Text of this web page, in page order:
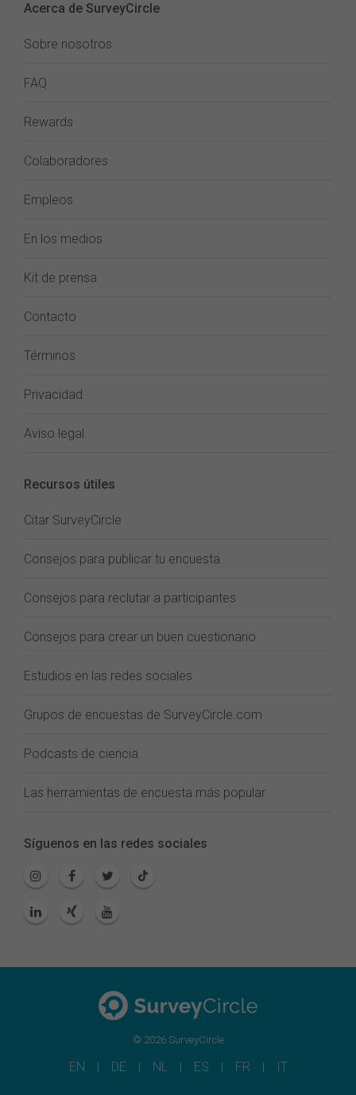
Acerca de SurveyCircle
Sobre nosotros
FAQ
Rewards
Colaboradores
Empleos
En los medios
Kit de prensa
Contacto
Términos
Privacidad
Aviso legal
Recursos útiles
Citar SurveyCircle
Consejos para publicar tu encuesta
Consejos para reclutar a participantes
Consejos para crear un buen cuestionario
Estudios en las redes sociales
Grupos de encuestas de SurveyCircle.com
Podcasts de ciencia
Las herramientas de encuesta más popular
Síguenos en las redes sociales
© 2026 SurveyCircle
EN DE NL ES FR IT